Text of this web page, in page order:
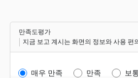
만족도평가
지금 보고 계시는 화면의 정보와 사용 편
매우 만족 만족
보